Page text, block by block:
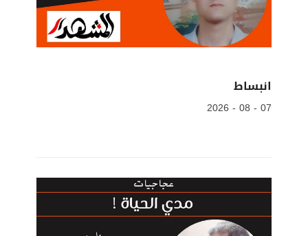
انبساط
07 - 08 - 2026